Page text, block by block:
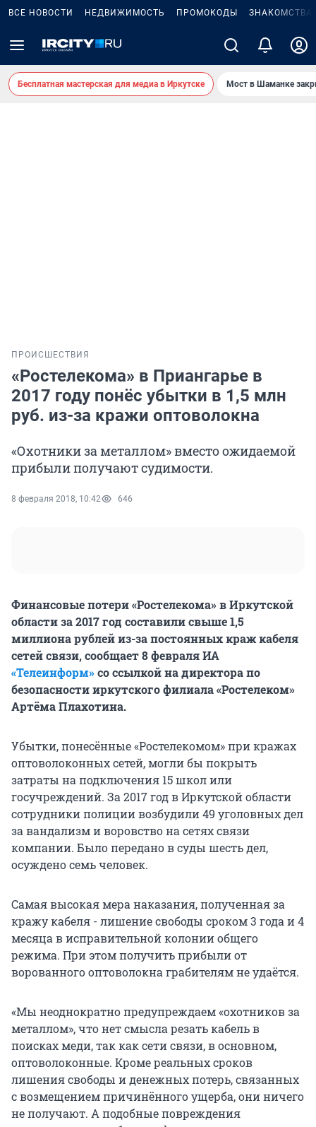
ВСЕ НОВОСТИ НЕДВИЖИМОСТЬ ПРОМОКОДЫ ЗНАКОМСТВА
Бесплатная мастерская для медиа в Иркутске Мост в Шаманке
ПРОИСШЕСТВИЯ
«Ростелекома» в Приангарье в
2017 году понёс убытки в 1,5 млн
руб. из-за кражи оптоволокна
«Охотники за металлом» вместо ожидаемой
прибыли получают судимости.
8 февраля 2018, 10:42 646
Финансовые потери «Ростелекома» в Иркутской
области за 2017 год составили свыше 1,5
миллиона рублей из-за постоянных краж кабеля
сетей связи, сообщает 8 февраля ИА
«Телеинформ»со ссылкой на директора по
безопасности иркутского филиала «Ростелеком»
Артёма Плахотина.
Убытки, понесённые «Ростелекомом» при кражах
оптоволоконных сетей, могли бы покрыть
затраты на подключения 15 школ или
госучреждений. За 2017 год в Иркутской области
сотрудники полиции возбудили 49 уголовных дел
за вандализм и воровство на сетях связи
компании. Было передано в суды шесть дел,
осуждено семь человек.
Самая высокая мера наказания, полученная за
кражу кабеля - лишение свободы сроком 3 года и 4
месяца в исправительной колонии общего
режима. При этом получить прибыли от
ворованного оптоволокна грабителям не удаётся.
«Мы неоднократно предупреждаем «охотников за
металлом», что нет смысла резать кабель в
поисках меди, так как сети связи, в основном,
оптоволоконные. Кроме реальных сроков
лишения свободы и денежных потерь, связанных
с возмещением причинённого ущерба, они ничего
не получают. А подобные повреждения